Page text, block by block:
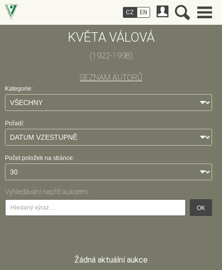
KVĚTA VÁLOVÁ
(1922-1998)
SEZNAM AUTORŮ
Kategorie:
Pořadí:
Počet položek na stránce:
Vyhledávání napříč aukcemi:
OK
Žádná aktuální aukce
CZ EN